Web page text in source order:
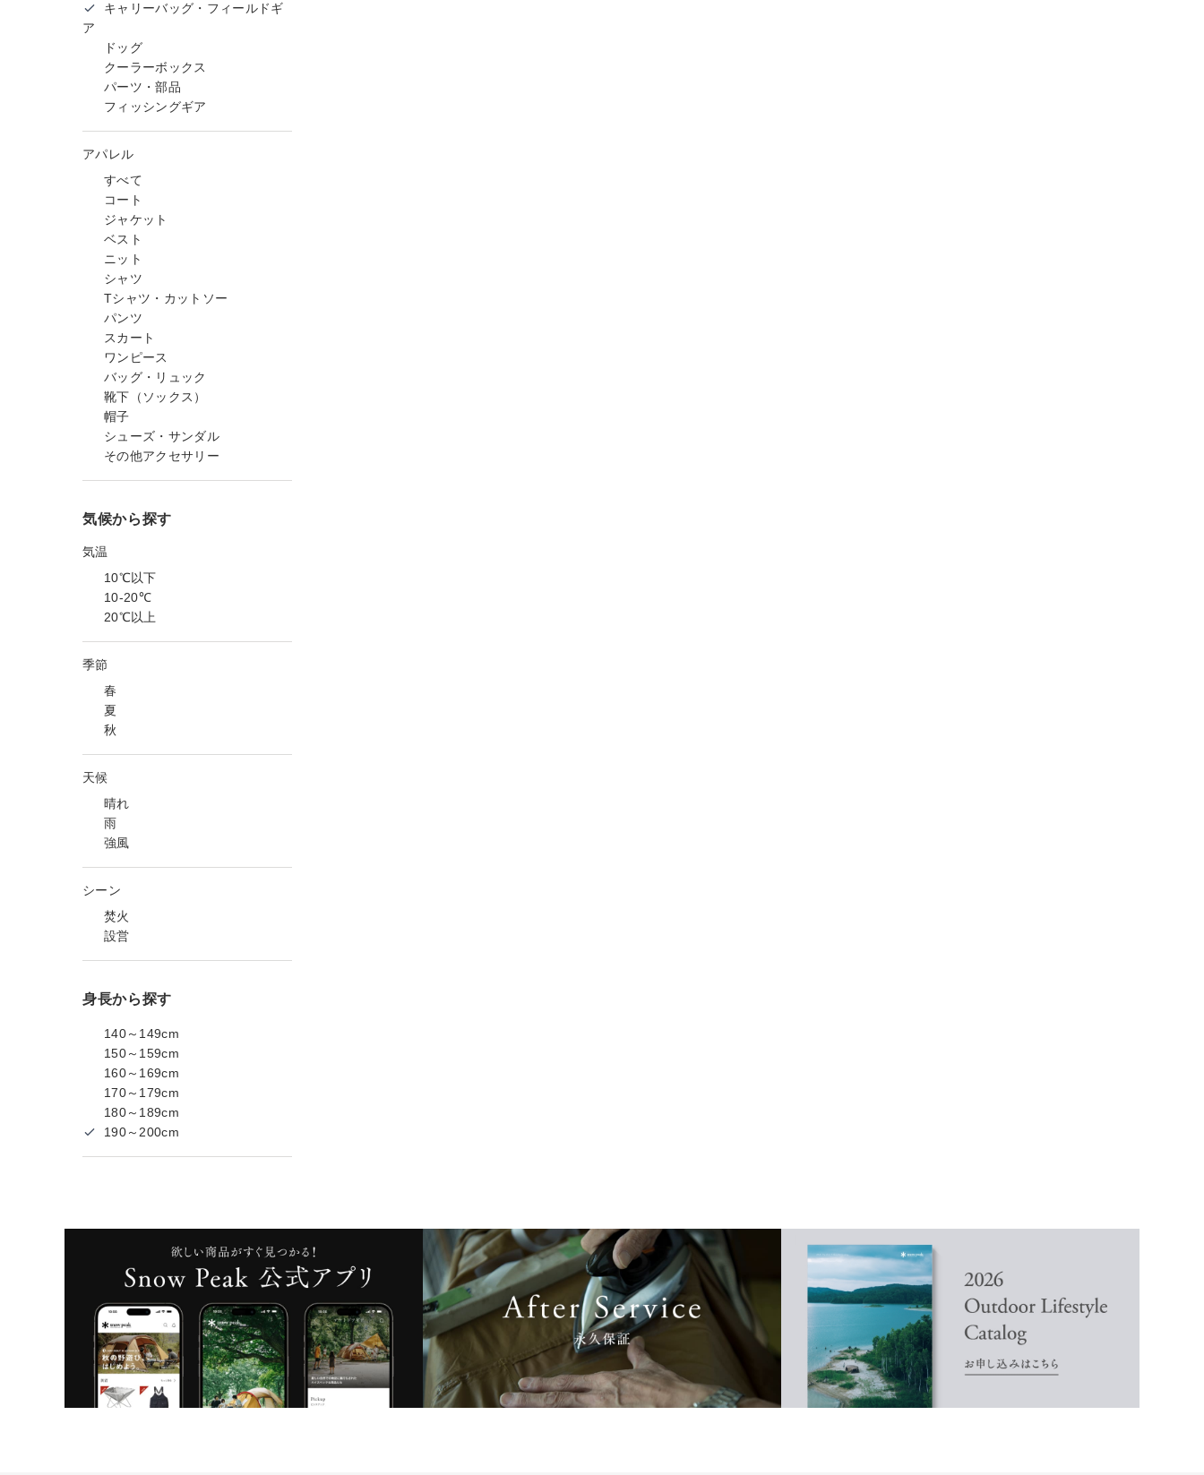
キャリーバッグ・フィールドギ
ア
ドッグ
クーラーボックス
パーツ・部品
フィッシングギア
アパレル
すべて
コート
ジャケット
ベスト
ニット
シャツ
Tシャツ・カットソー
パンツ
スカート
ワンピース
バッグ・リュック
靴下（ソックス）
帽子
シューズ・サンダル
その他アクセサリー
気候から探す
気温
10℃以下
10-20℃
20℃以上
季節
春
夏
秋
天候
晴れ
雨
強風
シーン
焚火
設営
身長から探す
140～149cm
150～159cm
160～169cm
170～179cm
180～189cm
190～200cm